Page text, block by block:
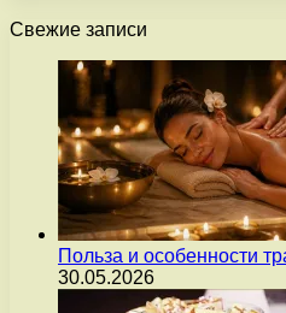
Свежие записи
Польза и особенности
30.05.2026